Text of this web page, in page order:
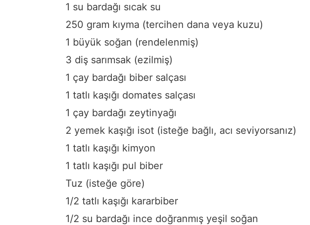
1 su bardağı sıcak su
250 gram kıyma (tercihen dana veya kuzu)
1 büyük soğan (rendelenmiş)
3 diş sarımsak (ezilmiş)
1 çay bardağı biber salçası
1 tatlı kaşığı domates salçası
1 çay bardağı zeytinyağı
2 yemek kaşığı isot (isteğe bağlı, acı seviyorsanız)
1 tatlı kaşığı kimyon
1 tatlı kaşığı pul biber
Tuz (isteğe göre)
1/2 tatlı kaşığı kararbiber
1/2 su bardağı ince doğranmış yeşil soğan